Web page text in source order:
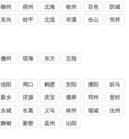
柳州 梧州 北海 钦州 百色
防城
港
东兴 桂平 北流 岑溪 合山 凭祥
儋州 琼海 东方
五指
信阳 周口 鹤壁 安阳 濮阳
驻马
店
新乡 济源 灵宝 偃师 邓州 登封
永城 长葛 义马 林州 项城 汝州
舞钢 新密 孟州 沁阳